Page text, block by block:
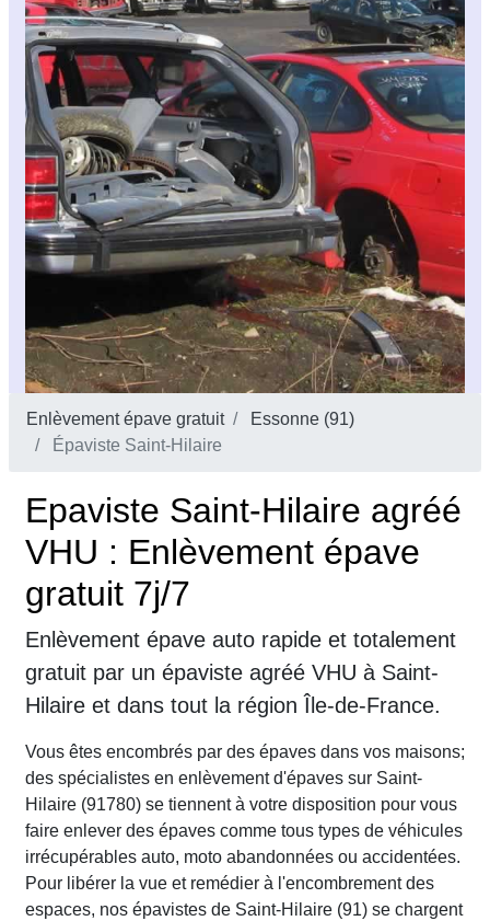
Enlèvement épave gratuit
Essonne (91)
Épaviste Saint-Hilaire
Epaviste Saint-Hilaire agréé
VHU : Enlèvement épave
gratuit 7j/7
Enlèvement épave auto rapide et totalement
gratuit par un épaviste agréé VHU à Saint-
Hilaire et dans tout la région Île-de-France.
Vous êtes encombrés par des épaves dans vos maisons;
des spécialistes en enlèvement d'épaves sur Saint-
Hilaire (91780) se tiennent à votre disposition pour vous
faire enlever des épaves comme tous types de véhicules
irrécupérables auto, moto abandonnées ou accidentées.
Pour libérer la vue et remédier à l'encombrement des
espaces, nos épavistes de Saint-Hilaire (91) se chargent